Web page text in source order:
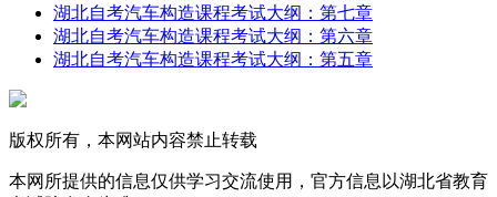
湖北自考汽车构造课程考试大纲：第七章
湖北自考汽车构造课程考试大纲：第六章
湖北自考汽车构造课程考试大纲：第五章
版权所有，本网站内容禁止转载
本网所提供的信息仅供学习交流使用，官方信息以湖北省教育